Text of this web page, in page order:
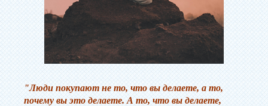
"Люди покупают не то, что вы делаете, а то,
почему вы это делаете. А то, что вы делаете,